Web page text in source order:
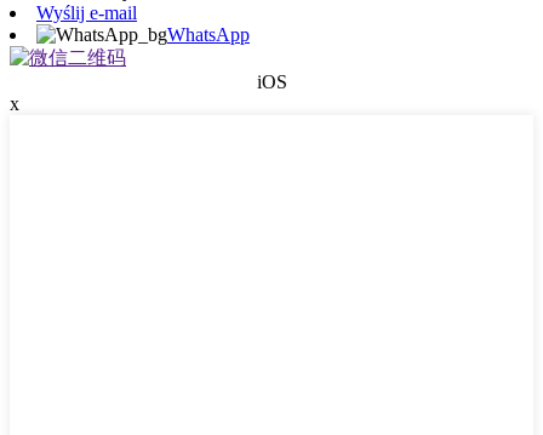
Wyślij e-mail
WhatsApp
iOS
x